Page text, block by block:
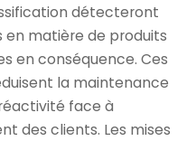
détecteront
matière de produits
en conséquence. Ces
la maintenance
face à
des clients. Les mises